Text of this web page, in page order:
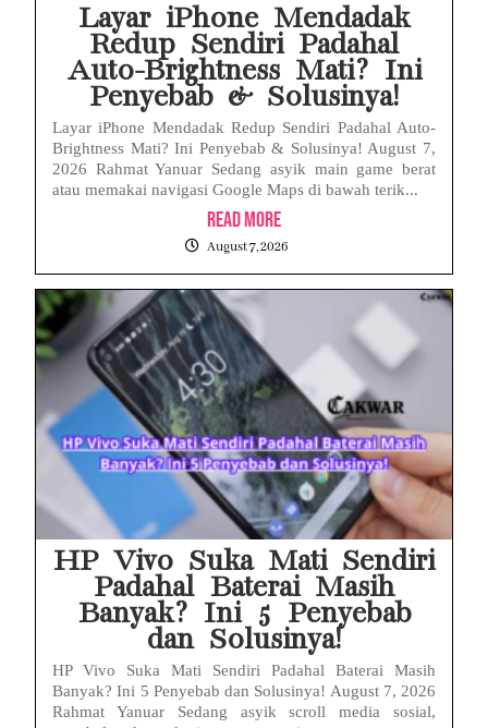
Layar iPhone Mendadak
Redup Sendiri Padahal
Auto-Brightness Mati? Ini
Penyebab & Solusinya!
Layar iPhone Mendadak Redup Sendiri Padahal Auto-
Brightness Mati? Ini Penyebab & Solusinya! August 7,
2026 Rahmat Yanuar Sedang asyik main game berat
atau memakai navigasi Google Maps di bawah terik...
Read More
August 7, 2026
HP Vivo Suka Mati Sendiri
Padahal Baterai Masih
Banyak? Ini 5 Penyebab
dan Solusinya!
HP Vivo Suka Mati Sendiri Padahal Baterai Masih
Banyak? Ini 5 Penyebab dan Solusinya! August 7, 2026
Rahmat Yanuar Sedang asyik scroll media sosial,